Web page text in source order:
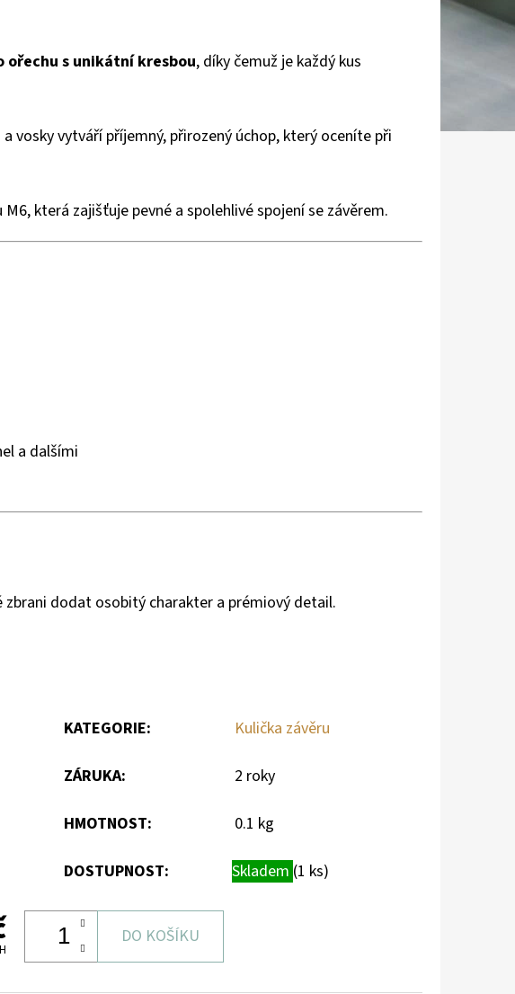
ořechu s unikátní kresbou, díky čemuž je každý kus
vosky vytváří příjemný, přirozený úchop, který oceníte při
která zajišťuje pevné a spolehlivé spojení se závěrem.
a dalšími
dodat osobitý charakter a prémiový detail.
KATEGORIE: Kulička závěru
ZÁRUKA: 2 roky
HMOTNOST: 0.1 kg
DOSTUPNOST: Skladem (1 ks)
DO KOŠÍKU